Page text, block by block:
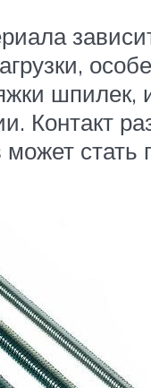
шпилек,
Контакт
стать